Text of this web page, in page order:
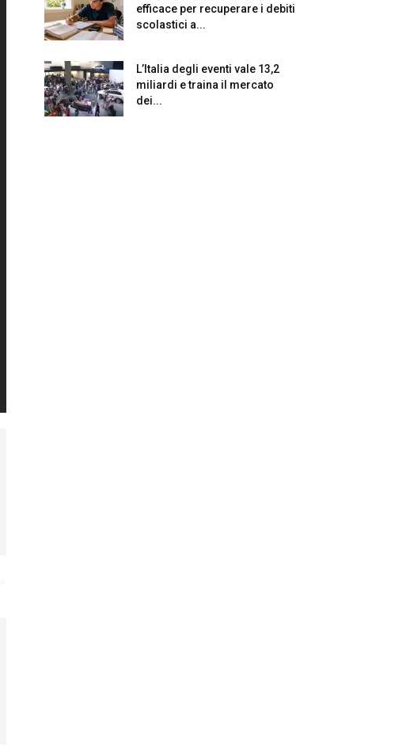
efficace per recuperare i debiti
scolastici a...
L’Italia degli eventi vale 13,2
miliardi e traina il mercato
dei...